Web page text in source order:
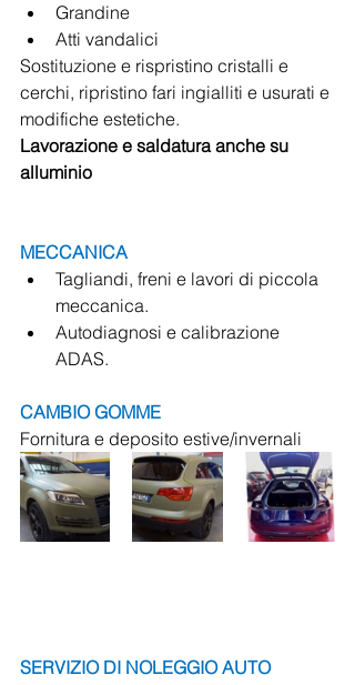
Grandine
Atti vandalici
Sostituzione e rispristino cristalli e
cerchi, ripristino fari ingialliti e usurati e
modifiche estetiche.
Lavorazione e saldatura anche su
alluminio
MECCANICA
Tagliandi, freni e lavori di piccola
meccanica.
Autodiagnosi e calibrazione
ADAS.
CAMBIO GOMME
Fornitura e deposito estive/invernali
SERVIZIO DI NOLEGGIO AUTO